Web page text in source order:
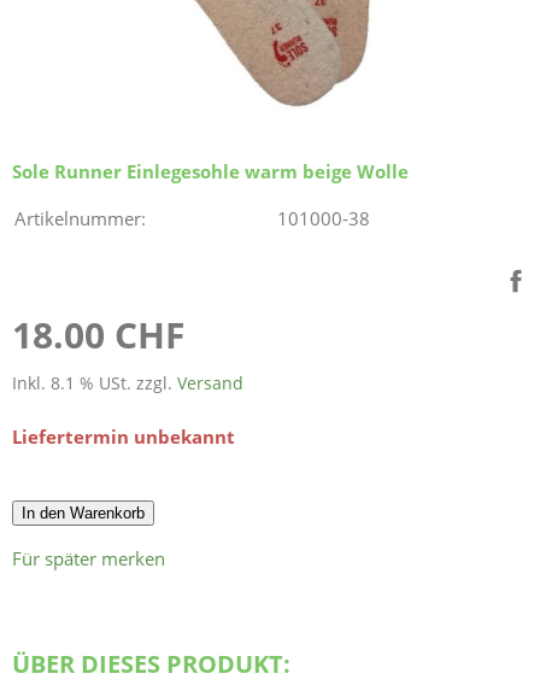
Sole Runner Einlegesohle warm beige Wolle
Artikelnummer:
101000-38
18.00 CHF
Inkl. 8.1 % USt. zzgl. Versand
Liefertermin unbekannt
In den Warenkorb
Für später merken
ÜBER DIESES PRODUKT: